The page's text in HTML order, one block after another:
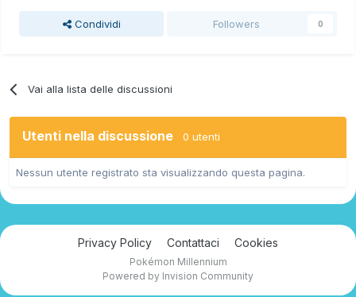
Condividi Followers 0
Vai alla lista delle discussioni
Utenti nella discussione 0 utenti
Nessun utente registrato sta visualizzando questa pagina.
Privacy Policy Contattaci Cookies
Pokémon Millennium
Powered by Invision Community